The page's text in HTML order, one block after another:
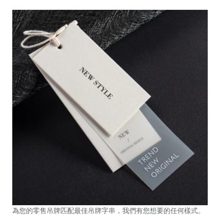
為您的零售吊牌 匹配最佳吊牌字串 ，我們有您想要的任何樣式。